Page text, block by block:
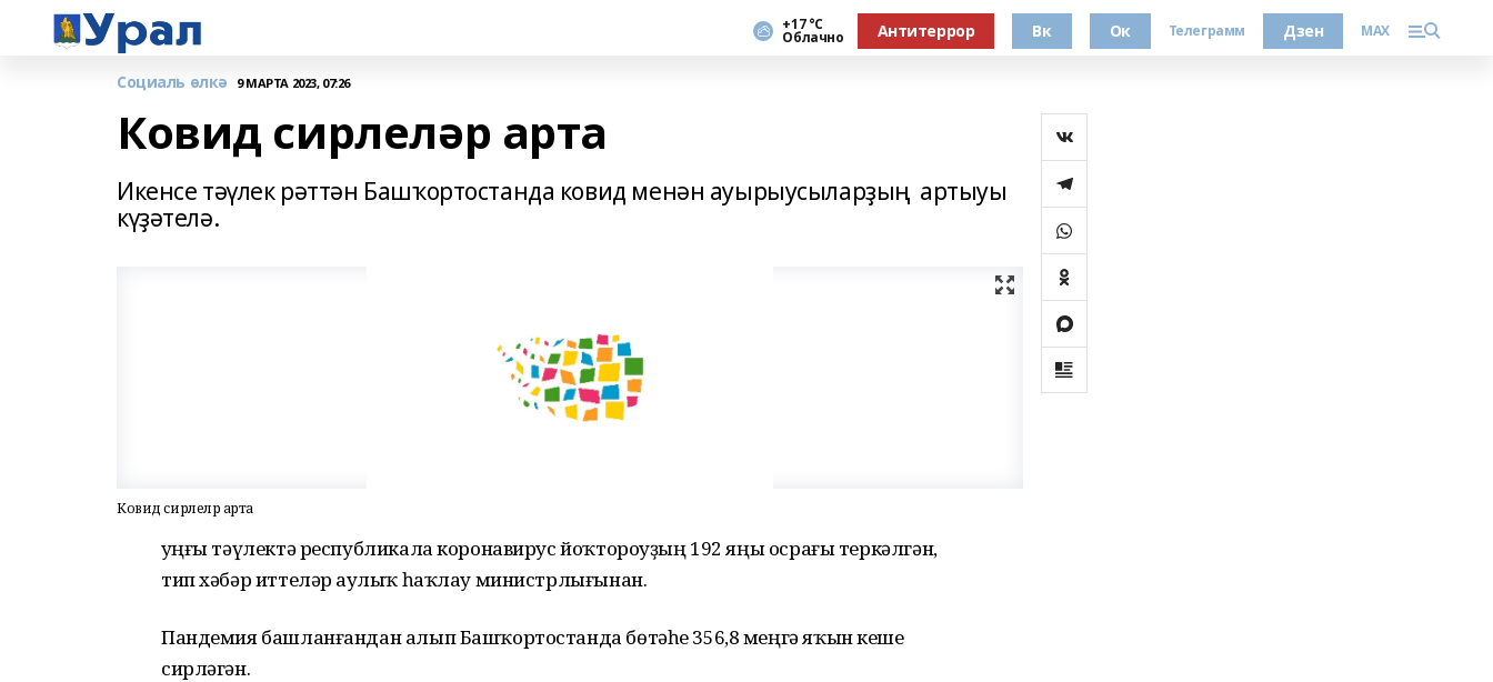
+17 °С
Облачно Антитеррор Вк Ок Телеграмм Дзен MAX
Социаль өлкә 9 МАРТА 2023, 07:26
Ковид сирлеләр арта
Икенсе тәүлек рәттән Башҡортостанда ковид менән ауырыусыларҙың артыуы
күҙәтелә.
Ковид сирлеләр арта
Һуңғы тәүлектә республикала коронавирус йоҡтороуҙың 192 яңы осрағы теркәлгән,
тип хәбәр иттеләр Һаулыҡ һаҡлау министрлығынан.
Пандемия башланғандан алып Башҡортостанда бөтәһе 356,8 меңгә яҡын кеше
сирләгән.